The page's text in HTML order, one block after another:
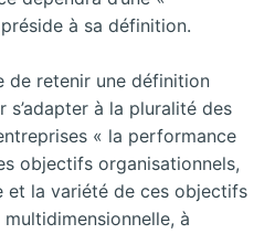
à sa définition.
de retenir une définition
à la pluralité des
« la performance
objectifs organisationnels,
et la variété de ces objectifs
à